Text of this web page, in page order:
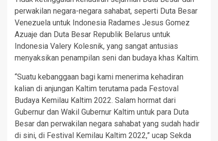
perwakilan negara-negara sahabat, seperti Duta Besar
Venezuela untuk Indonesia Radames Jesus Gomez
Azuaje dan Duta Besar Republik Belarus untuk
Indonesia Valery Kolesnik, yang sangat antusias
menyaksikan penampilan seni dan budaya khas Kaltim.
“Suatu kebanggaan bagi kami menerima kehadiran
kalian di anjungan Kaltim terutama pada Festoval
Budaya Kemilau Kaltim 2022. Salam hormat dari
Gubernur dan Wakil Gubernur Kaltim untuk para Duta
Besar dan perwakilan negara sahabat yang sudah hadir
di sini, di Festival Kemilau Kaltim 2022,” ucap Sekda